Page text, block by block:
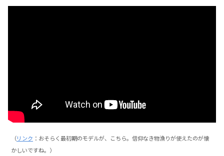
（リンク ：おそらく最初期のモデルが、こちら。信仰なき物漁りが使えたのが懐
かしいですね。）